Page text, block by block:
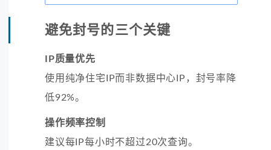
避免封号的三个关键
IP质量优先
使用纯净住宅IP而非数据中心IP，封号率降
低92%。
操作频率控制
建议每IP每小时不超过20次查询。